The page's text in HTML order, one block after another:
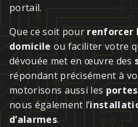
portail.
Que ce soit pour renforcer
domicile ou faciliter votre
dévouée met en œuvre des
répondant précisément à
motorisons aussi les
nous également l’
d’alarmes.